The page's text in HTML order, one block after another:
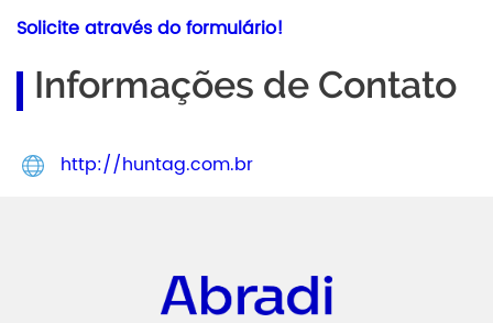
Solicite através do formulário!
Informações de Contato
http://huntag.com.br